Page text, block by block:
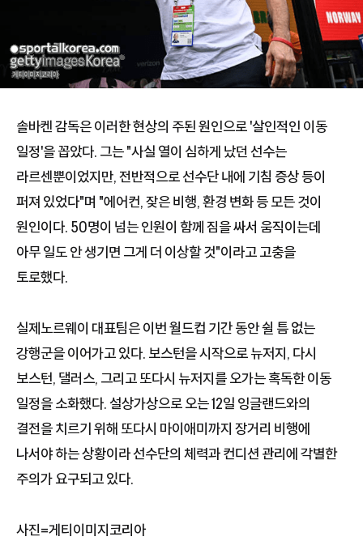
솔바켄 감독은 이러한 현상의 주된 원인으로 '살인적인 이동
일정'을 꼽았다. 그는 "사실 열이 심하게 났던 선수는
라르센뿐이었지만, 전반적으로 선수단 내에 기침 증상 등이
퍼져 있었다"며 "에어컨, 잦은 비행, 환경 변화 등 모든 것이
원인이다. 50명이 넘는 인원이 함께 짐을 싸서 움직이는데
아무 일도 안 생기면 그게 더 이상할 것"이라고 고충을
토로했다.
실제노르웨이 대표팀은 이번 월드컵 기간 동안 쉴 틈 없는
강행군을 이어가고 있다. 보스턴을 시작으로 뉴저지, 다시
보스턴, 댈러스, 그리고 또다시 뉴저지를 오가는 혹독한 이동
일정을 소화했다. 설상가상으로 오는 12일 잉글랜드와의
결전을 치르기 위해 또다시 마이애미까지 장거리 비행에
나서야 하는 상황이라 선수단의 체력과 컨디션 관리에 각별한
주의가 요구되고 있다.
사진=게티이미지코리아